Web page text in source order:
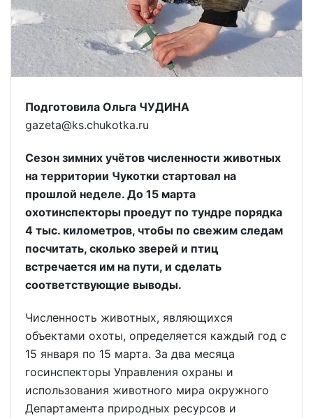
Подготовила Ольга ЧУДИНА
gazeta@ks.chukotka.ru
Сезон зимних учётов численности животных
на территории Чукотки стартовал на
прошлой неделе. До 15 марта
охотинспекторы проедут по тундре порядка
4 тыс. километров, чтобы по свежим следам
посчитать, сколько зверей и птиц
встречается им на пути, и сделать
соответствующие выводы.
Численность животных, являющихся
объектами охоты, определяется каждый год с
15 января по 15 марта. За два месяца
госинспекторы Управления охраны и
использования животного мира окружного
Департамента природных ресурсов и